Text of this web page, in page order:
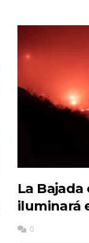
La
iluminará
0